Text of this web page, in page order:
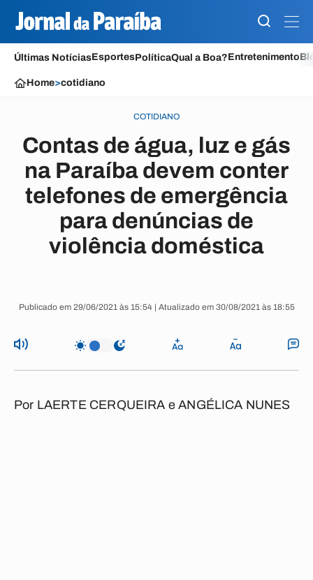
Últimas NotíciasEsportesPolíticaQual a Boa?Entretenimento
Home>cotidiano
COTIDIANO
Contas de água, luz e gás
na Paraíba devem conter
telefones de emergência
para denúncias de
violência doméstica
Publicado em 29/06/2021 às 15:54 | Atualizado em 30/08/2021 às 18:55
Por LAERTE CERQUEIRA e ANGÉLICA NUNES